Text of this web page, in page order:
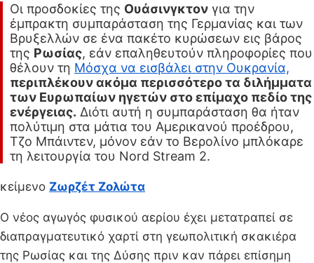
Οι προσδοκίες της Ουάσινγκτον για την
έμπρακτη συμπαράσταση της Γερμανίας και των
Βρυξελλών σε ένα πακέτο κυρώσεων εις βάρος
της Ρωσίας, εάν επαληθευτούν πληροφορίες που
θέλουν τη Μόσχα να εισβάλει στην Ουκρανία,
περιπλέκουν ακόμα περισσότερο τα διλήμματα
των Ευρωπαίων ηγετών στο επίμαχο πεδίο της
ενέργειας. Διότι αυτή η συμπαράσταση θα ήταν
πολύτιμη στα μάτια του Αμερικανού προέδρου,
Τζο Μπάιντεν, μόνον εάν το Βερολίνο μπλόκαρε
τη λειτουργία του Nord Stream 2.
κείμενο Ζωρζέτ Ζολώτα
Ο νέος αγωγός φυσικού αερίου έχει μετατραπεί σε
διαπραγματευτικό χαρτί στη γεωπολιτική σκακιέρα
της Ρωσίας και της Δύσης πριν καν πάρει επίσημη